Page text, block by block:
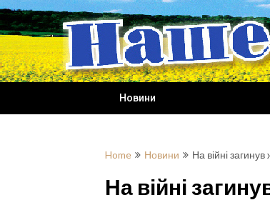
Skip
to
content
Новини
Home Новини На війні
На війні